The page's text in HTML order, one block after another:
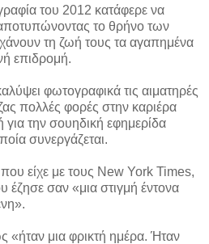
του 2012 κατάφερε να
αποτυπώνοντας το θρήνο των
τη ζωή τους τα αγαπημένα
επιδρομή.
φωτογραφικά τις αιματηρές
πολλές φορές στην καριέρα
την σουηδική εφημερίδα
συνεργάζεται.
είχε με τους New York Times,
έζησε σαν «μια στιγμή έντονα
μια φρικτή ημέρα. Ήταν